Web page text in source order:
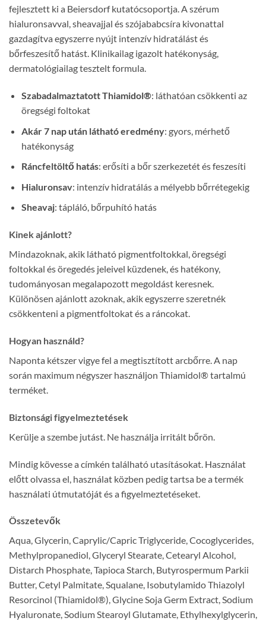
fejlesztett ki a Beiersdorf kutatócsoportja. A szérum
hialuronsavval, sheavajjal és szójababcsíra kivonattal
gazdagítva egyszerre nyújt intenzív hidratálást és
bőrfeszesítő hatást. Klinikailag igazolt hatékonyság,
dermatológiailag tesztelt formula.
Szabadalmaztatott Thiamidol®: láthatóan csökkenti az
öregségi foltokat
Akár 7 nap után látható eredmény: gyors, mérhető
hatékonyság
Ráncfeltöltő hatás: erősíti a bőr szerkezetét és feszesíti
Hialuronsav: intenzív hidratálás a mélyebb bőrrétegekig
Sheavaj: tápláló, bőrpuhító hatás
Kinek ajánlott?
Mindazoknak, akik látható pigmentfoltokkal, öregségi
foltokkal és öregedés jeleivel küzdenek, és hatékony,
tudományosan megalapozott megoldást keresnek.
Különösen ajánlott azoknak, akik egyszerre szeretnék
csökkenteni a pigmentfoltokat és a ráncokat.
Hogyan használd?
Naponta kétszer vigye fel a megtisztított arcbőrre. A nap
során maximum négyszer használjon Thiamidol® tartalmú
terméket.
Biztonsági figyelmeztetések
Kerülje a szembe jutást. Ne használja irritált bőrön.
Mindig kövesse a címkén található utasításokat. Használat
előtt olvassa el, használat közben pedig tartsa be a termék
használati útmutatóját és a figyelmeztetéseket.
Összetevők
Aqua, Glycerin, Caprylic/Capric Triglyceride, Cocoglycerides,
Methylpropanediol, Glyceryl Stearate, Cetearyl Alcohol,
Distarch Phosphate, Tapioca Starch, Butyrospermum Parkii
Butter, Cetyl Palmitate, Squalane, Isobutylamido Thiazolyl
Resorcinol (Thiamidol®), Glycine Soja Germ Extract, Sodium
Hyaluronate, Sodium Stearoyl Glutamate, Ethylhexylglycerin,